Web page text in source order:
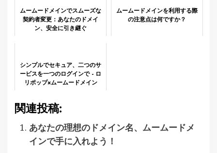
ムームードメインでスムーズな
契約者変更：あなたのドメイ
ン、安全に引き継ぐ
ムームードメインを利用する際
の注意点は何ですか？
シンプルでセキュア、二つのサ
ービスを一つのログインで - ロ
リポップ×ムームードメイン
関連投稿:
あなたの理想のドメイン名、ムームードメ
インで手に入れよう！